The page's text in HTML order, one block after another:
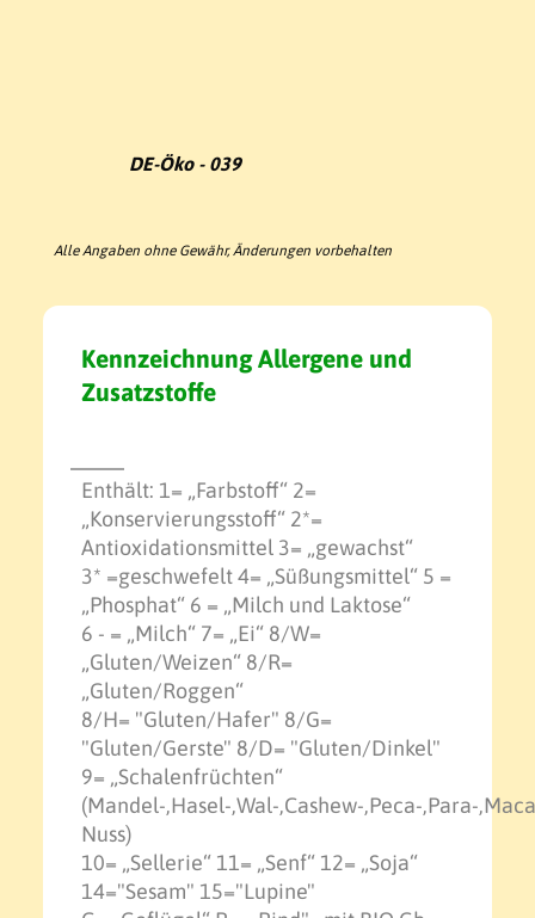
DE-Öko - 039
Alle Angaben ohne Gewähr, Änderungen vorbehalten
Kennzeichnung Allergene und
Zusatzstoffe
Enthält: 1= „Farbstoff“ 2=
„Konservierungsstoff“ 2*=
Antioxidationsmittel 3= „gewachst“
3* =geschwefelt 4= „Süßungsmittel“ 5 =
„Phosphat“ 6 = „Milch und Laktose“
6 - = „Milch“ 7= „Ei“ 8/W=
„Gluten/Weizen“ 8/R=
„Gluten/Roggen“
8/H= "Gluten/Hafer" 8/G=
"Gluten/Gerste" 8/D= "Gluten/Dinkel"
9= „Schalenfrüchten“
(Mandel-,Hasel-,Wal-,Cashew-,Peca-,Para-
Nuss)
10= „Sellerie“ 11= „Senf“ 12= „Soja“
14="Sesam" 15="Lupine"